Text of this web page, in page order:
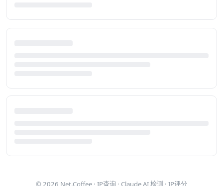
© 2026 Net.Coffee · IP查询 · Claude AI 检测 · IP评分